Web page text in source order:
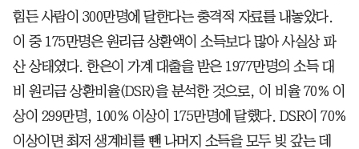
힘든 사람이 300만명에 달한다는 충격적 자료를 내놓았다.
이 중 175만명은 원리금 상환액이 소득보다 많아 사실상 파
산 상태였다. 한은이 가계 대출을 받은 1977만명의 소득 대
비 원리금 상환비율(DSR)을 분석한 것으로, 이 비율 70% 이
상이 299만명, 100% 이상이 175만명에 달했다. DSR이 70%
이상이면 최저 생계비를 뺀 나머지 소득을 모두 빚 갚는 데